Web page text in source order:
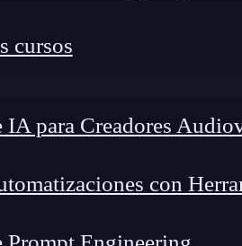
cursos
IA para Creadores
con